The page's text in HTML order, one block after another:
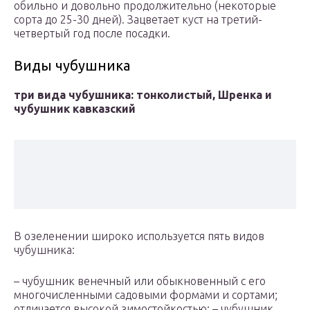
обильно и довольно продолжительно (некоторые
сорта до 25-30 дней). Зацветает куст на третий-
четвертый год после посадки.
Виды чубушника
три вида чубушника: тонколистый, Шренка и
чубушник кавказский
В озеленении широко используется пять видов
чубушника:
– чубушник венечный или обыкновенный с его
многочисленными садовыми формами и сортами;